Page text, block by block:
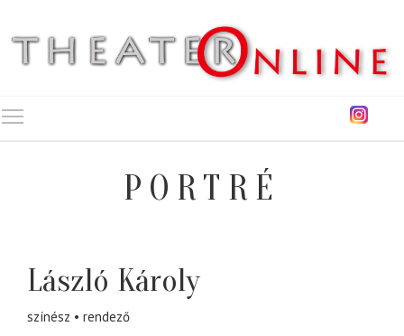
PORTRÉ
László Károly
színész rendező